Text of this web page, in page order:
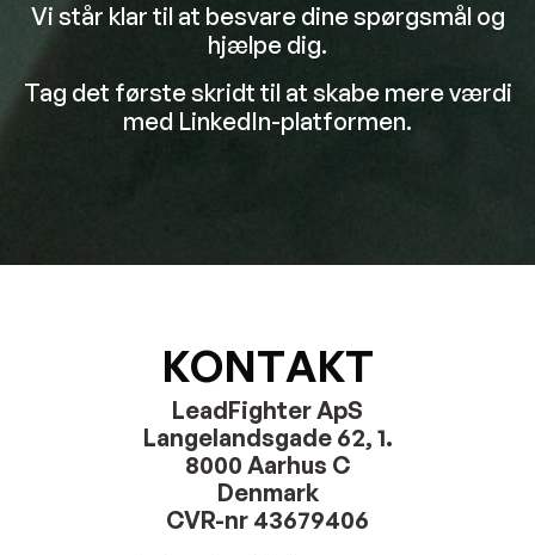
Vi står klar til at besvare dine spørgsmål og
hjælpe dig.
Tag det første skridt til at skabe mere værdi
med LinkedIn-platformen.
KONTAKT
LeadFighter ApS
Langelandsgade 62, 1.
8000 Aarhus C
Denmark
CVR-nr 43679406